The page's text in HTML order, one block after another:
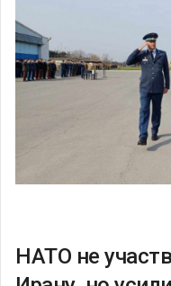
НАТО не